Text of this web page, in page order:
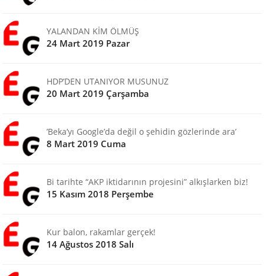
YALANDAN KİM ÖLMÜŞ
24 Mart 2019 Pazar
HDP’DEN UTANIYOR MUSUNUZ
20 Mart 2019 Çarşamba
’Beka’yı Google’da değil o şehidin gözlerinde ara’
8 Mart 2019 Cuma
Bi tarihte “AKP iktidarının projesini” alkışlarken biz!
15 Kasım 2018 Perşembe
Kur balon, rakamlar gerçek!
14 Ağustos 2018 Salı